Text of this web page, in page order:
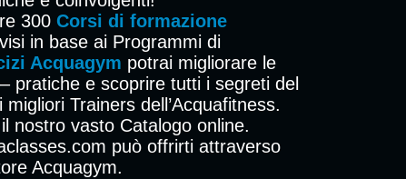
300 Corsi di formazione
in base ai Programmi di
Acquagym potrai migliorare le
pratiche e scoprire tutti i segreti del
Trainers dell’Acquafitness.
nostro vasto Catalogo online.
può offrirti attraverso
Acquagym.